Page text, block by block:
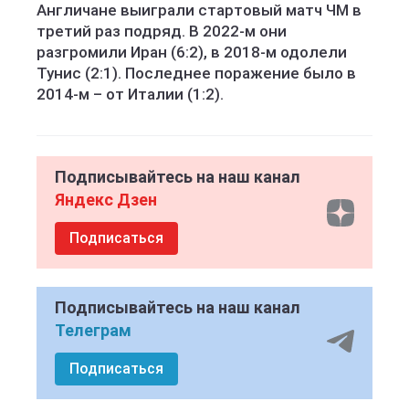
Англичане выиграли стартовый матч ЧМ в
третий раз подряд. В 2022-м они
разгромили Иран (6:2), в 2018-м одолели
Тунис (2:1). Последнее поражение было в
2014-м – от Италии (1:2).
Подписывайтесь на наш канал
Яндекс Дзен
Подписаться
Подписывайтесь на наш канал
Телеграм
Подписаться